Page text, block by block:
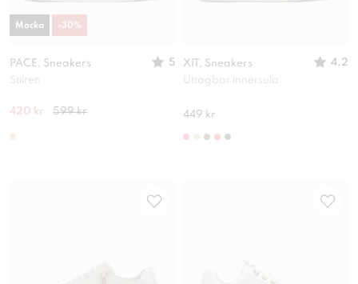
PACE, Sneakers
5
Stilren
420 kr 599 kr
Mocka -30%
XIT, Sneakers
4.2
Uttagbar innersula
449 kr